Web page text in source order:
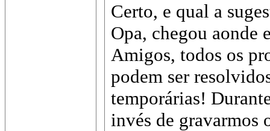
Certo, e qual a
Opa, chegou aonde
Amigos, todos os
podem ser
temporárias!
invés de gravarmos